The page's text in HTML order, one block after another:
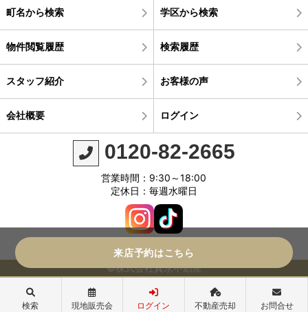
町名から検索 学区から検索
物件閲覧履歴 検索履歴
スタッフ紹介 お客様の声
会社概要 ログイン
0120-82-2665
営業時間：9:30～18:00
定休日：毎週水曜日
©株式会社真永不動産
来店予約はこちら
検索 現地販売会 ログイン 不動産売却 お問合せ